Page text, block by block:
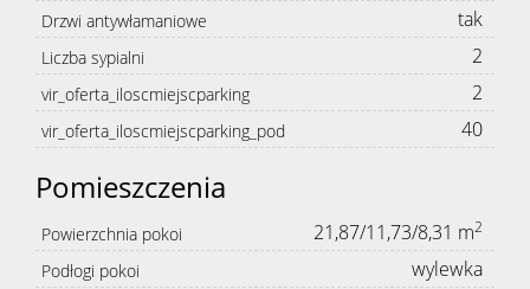
Drzwi antywłamaniowe tak
Liczba sypialni 2
vir_oferta_iloscmiejscparking 2
vir_oferta_iloscmiejscparking_pod 40
Pomieszczenia
Powierzchnia pokoi 21,87/11,73/8,31 m2
Podłogi pokoi wylewka